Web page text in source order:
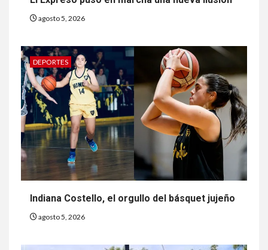
agosto 5, 2026
DEPORTES
Indiana Costello, el orgullo del básquet jujeño
agosto 5, 2026